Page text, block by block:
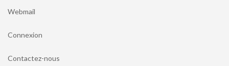
Webmail
Connexion
Contactez-nous